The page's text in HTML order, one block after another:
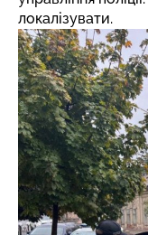
локалізувати.